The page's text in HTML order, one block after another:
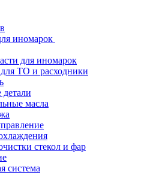
иномарок
для иномарок
ТО и расходники
масла
стекол и фар
система